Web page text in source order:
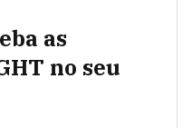
as
no seu